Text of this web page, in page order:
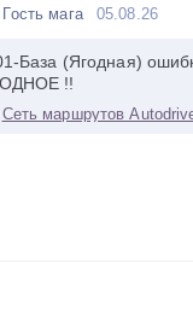
Гость мага 05.08.26
База (Ягодная)
!!
Сеть маршрутов